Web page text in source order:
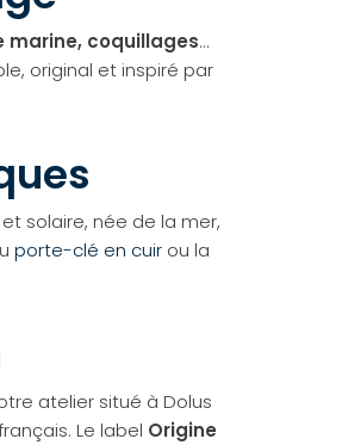
marine, coquillages…
original et inspiré par
solaire, née de la mer,
porte-clé en cuirou la
atelier situé à Dolus
Le label Origine